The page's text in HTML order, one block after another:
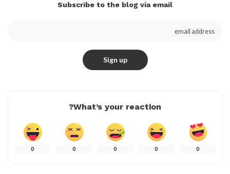
Subscribe to the blog via email
What’s your reaction?
0
0
0
0
0